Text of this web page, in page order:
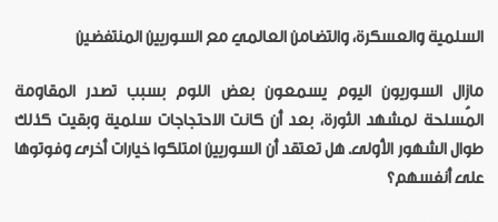
السلمية والعسكرة، والتضامن العالمي مع السوريين المنتفضين
مازال السوريون اليوم يسمعون بعض اللوم بسبب تصدر المقاومة
المُسلحة لمشهد الثورة، بعد أن كانت الاحتجاجات سلمية وبقيت كذلك
طوال الشهور الأولى. هل تعتقد أن السوريين امتلكوا خيارات أخرى وفوتوها
على أنفسهم؟